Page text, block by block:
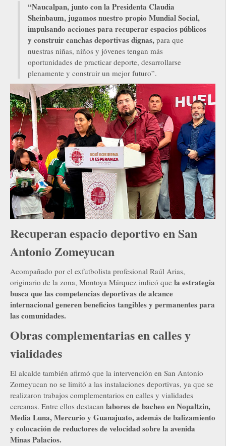
“Naucalpan, junto con la Presidenta Claudia
Sheinbaum, jugamos nuestro propio Mundial Social,
impulsando acciones para recuperar espacios públicos
y construir canchas deportivas dignas, para que
nuestras niñas, niños y jóvenes tengan más
oportunidades de practicar deporte, desarrollarse
plenamente y construir un mejor futuro”.
Recuperan espacio deportivo en San
Antonio Zomeyucan
Acompañado por el exfutbolista profesional Raúl Arias,
originario de la zona, Montoya Márquez indicó que la estrategia
busca que las competencias deportivas de alcance
internacional generen beneficios tangibles y permanentes para
las comunidades.
Obras complementarias en calles y
vialidades
El alcalde también afirmó que la intervención en San Antonio
Zomeyucan no se limitó a las instalaciones deportivas, ya que se
realizaron trabajos complementarios en calles y vialidades
cercanas. Entre ellos destacan labores de bacheo en Nopaltzin,
Media Luna, Mercurio y Guanajuato, además de balizamiento
y colocación de reductores de velocidad sobre la avenida
Minas Palacios.